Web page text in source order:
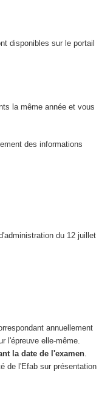
disponibles sur le portail
la même année et vous
des informations
du 12 juillet
annuellement
l'épreuve elle-même.
la date de l'examen.
de l'Efab sur présentation